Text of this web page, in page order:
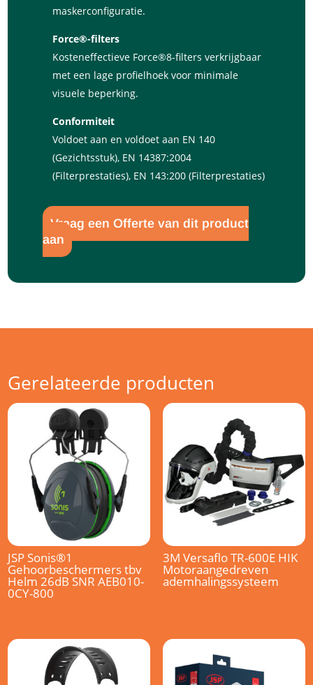
maskerconfiguratie.
Force®-filters
Kosteneffectieve Force®8-filters verkrijgbaar
met een lage profielhoek voor minimale
visuele beperking.
Conformiteit
Voldoet aan en voldoet aan EN 140
(Gezichtsstuk), EN 14387:2004
(Filterprestaties), EN 143:200 (Filterprestaties)
Vraag een Offerte van dit product
aan
Gerelateerde producten
JSP Sonis®1
Gehoorbeschermers tbv
Helm 26dB SNR AEB010-
0CY-800
3M Versaflo TR-600E HIK
Motoraangedreven
ademhalingssysteem